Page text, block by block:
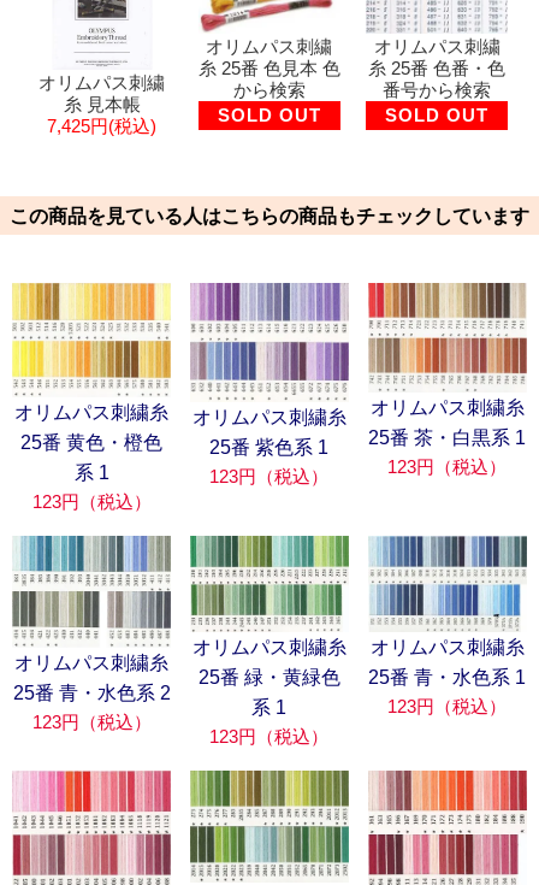
オリムパス刺繍
糸 見本帳
7,425円(税込)
オリムパス刺繍
糸 25番 色見本 色
から検索
SOLD OUT
オリムパス刺繍
糸 25番 色番・色
番号から検索
SOLD OUT
この商品を見ている人はこちらの商品もチェックしています
オリムパス刺繍糸
25番 黄色・橙色
系 1
123円（税込）
オリムパス刺繍糸
25番 紫色系 1
123円（税込）
オリムパス刺繍糸
25番 茶・白黒系 1
123円（税込）
オリムパス刺繍糸
25番 青・水色系 2
123円（税込）
オリムパス刺繍糸
25番 緑・黄緑色
系 1
123円（税込）
オリムパス刺繍糸
25番 青・水色系 1
123円（税込）